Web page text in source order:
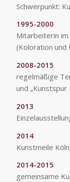
Schwerpunkt:
1995-2000
Mitarbeiterin
(Koloration und
2008-2015
regelmäßige
und „Kunstspur
2013
2014
Kunstmeile
2014-2015
gemeinsame